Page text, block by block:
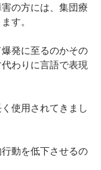
の方には、集団療
す。
発に至るのかその
わりに言語で表現
使用されてきまし
動を低下させるの